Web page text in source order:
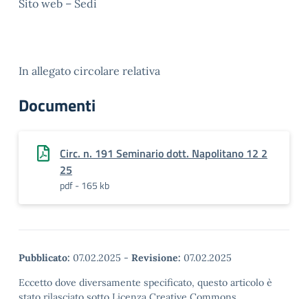
Sito web – Sedi
In allegato circolare relativa
Documenti
Circ. n. 191 Seminario dott. Napolitano 12 2
25
pdf - 165 kb
Pubblicato: 07.02.2025 - Revisione: 07.02.2025
Eccetto dove diversamente specificato, questo articolo è